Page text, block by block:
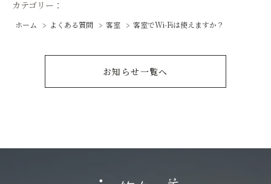
カテゴリー：
ホーム よくある質問 客室 客室でWi-Fiは使えますか？
お知らせ一覧へ